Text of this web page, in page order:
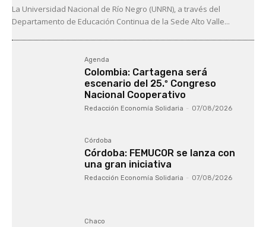
La Universidad Nacional de Río Negro (UNRN), a través del
Departamento de Educación Continua de la Sede Alto Valle...
Agenda
Colombia: Cartagena será
escenario del 25.º Congreso
Nacional Cooperativo
Redacción Economía Solidaria - 07/08/2026
Córdoba
Córdoba: FEMUCOR se lanza con
una gran iniciativa
Redacción Economía Solidaria - 07/08/2026
Chaco